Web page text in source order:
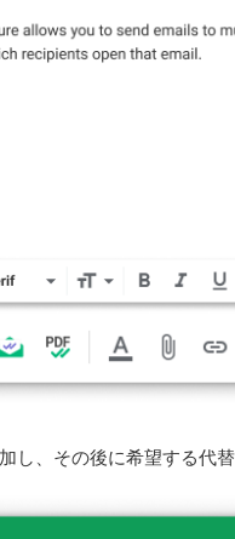
し、その後に希望する代